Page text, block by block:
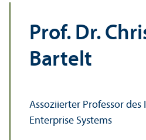
Prof. Dr.
Bartelt
Assoziierter Professor
Enterprise Systems